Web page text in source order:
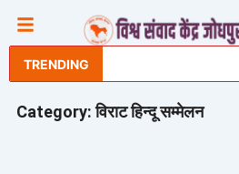
TRENDING
Category: विराट हिन्दू सम्मेलन